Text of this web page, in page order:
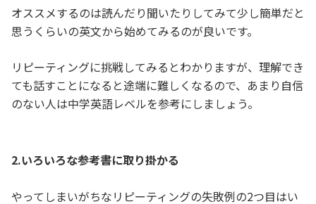
オススメするのは読んだり聞いたりしてみて少し簡単だと
思うくらいの英文から始めてみるのが良いです。
リピーティングに挑戦してみるとわかりますが、理解でき
ても話すことになると途端に難しくなるので、あまり自信
のない人は中学英語レベルを参考にしましょう。
2.いろいろな参考書に取り掛かる
やってしまいがちなリピーティングの失敗例の2つ目はい